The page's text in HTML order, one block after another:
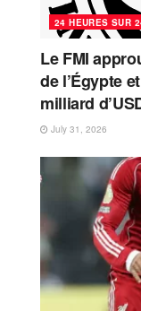
24 HEURES SUR
Le FMI
de l’Égypte
milliard
July 31, 2026